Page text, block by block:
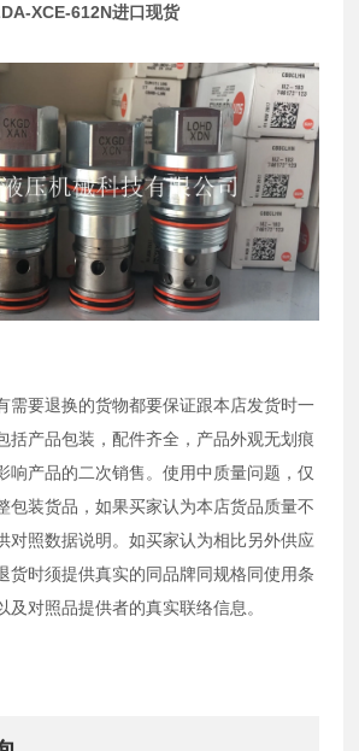
XCE-612N进口现货
需要退换的货物都要保证跟本店发货时一
括产品包装，配件齐全，产品外观无划痕
响产品的二次销售。使用中质量问题，仅
包装货品，如果买家认为本店货品质量不
对照数据说明。如买家认为相比另外供应
货时须提供真实的同品牌同规格同使用条
及对照品提供者的真实联络信息。